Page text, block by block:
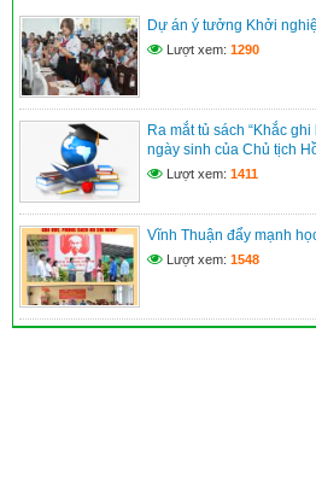
Dự án ý tưởng Khởi
Lượt xem: 1290
Ra mắt tủ sách “Khắc
ngày sinh của Chủ tịch
Lượt xem: 1411
Vĩnh Thuận đẩy mạnh
Lượt xem: 1548